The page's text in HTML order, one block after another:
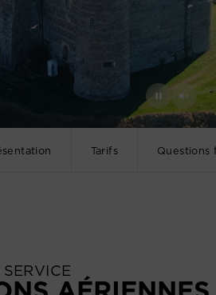
Tarifs Questions
SERVICE